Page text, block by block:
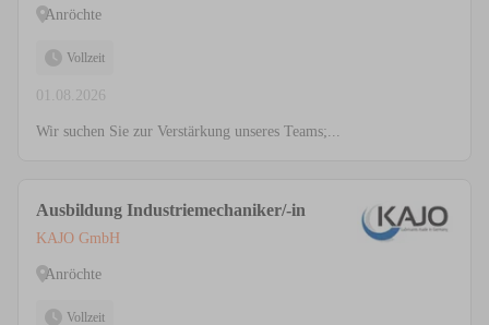
Anröchte
Vollzeit
01.08.2026
Wir suchen Sie zur Verstärkung unseres Teams;...
Ausbildung Industriemechaniker/-in
KAJO GmbH
Anröchte
Vollzeit